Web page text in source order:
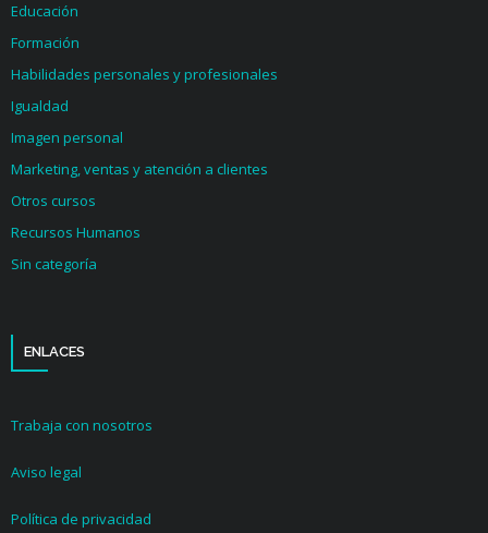
Educación
Formación
Habilidades personales y profesionales
Igualdad
Imagen personal
Marketing, ventas y atención a clientes
Otros cursos
Recursos Humanos
Sin categoría
ENLACES
Trabaja con nosotros
Aviso legal
Política de privacidad